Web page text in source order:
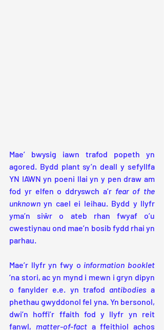
Mae’ bwysig iawn trafod popeth yn
agored. Bydd plant sy’n deall y sefyllfa
YN IAWN yn poeni llai yn y pen draw am
fod yr elfen o ddryswch a’r fear of the
unknown yn cael ei leihau. Bydd y llyfr
yma’n siŵr o ateb rhan fwyaf o’u
cwestiynau ond mae’n bosib fydd rhai yn
parhau.
Mae’r llyfr yn fwy o information booklet
‘na stori, ac yn mynd i mewn i gryn dipyn
o fanylder e.e. yn trafod antibodies a
phethau gwyddonol fel yna. Yn bersonol,
dwi’n hoffi’r ffaith fod y llyfr yn reit
fanwl, matter-of-fact a ffeithiol achos